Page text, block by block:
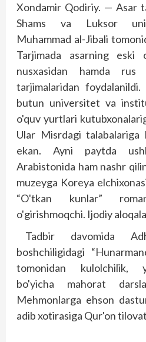
Xondamir Qodiriy. — Asar
Shams va Luksor
Muhammad al-Jibali
Tarjimada asarning eski
nusxasidan hamda
tarjimalaridan
butun universitet va
o'quv yurtlari
Ular Misrdagi talabalariga
ekan. Ayni paytda
Arabistonida ham nashr
muzeyga Koreya
“O'tkan kunlar”
o'girishmoqchi. Ijodiy
Tadbir davomida
boshchiligidagi
tomonidan kulolchilik,
bo'yicha mahorat
Mehmonlarga ehson
adib xotirasiga Qur'on